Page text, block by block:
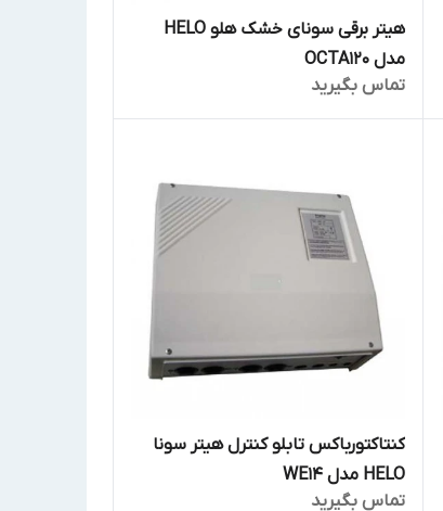
هیتر برقی سونای خشک هلو HELO
مدل OCTA120
تماس بگیرید
کنتاکتورباکس تابلو کنترل هیتر سونا
HELO مدل WE14
تماس بگیرید